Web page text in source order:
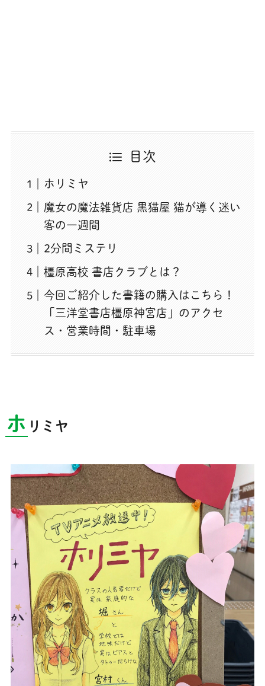
目次
ホリミヤ
魔女の魔法雑貨店 黒猫屋 猫が導く迷い
客の一週間
2分間ミステリ
橿原高校 書店クラブとは？
今回ご紹介した書籍の購入はこちら！
「三洋堂書店橿原神宮店」のアクセ
ス・営業時間・駐車場
ホ リミヤ